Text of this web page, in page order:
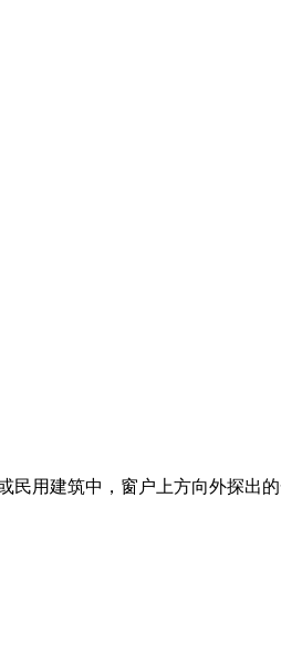
用建筑中，窗户上方向外探出